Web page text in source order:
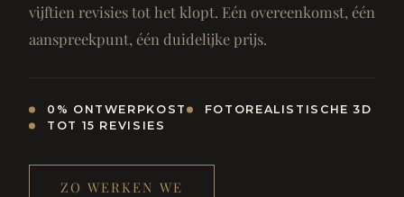
vijftien revisies tot het klopt. Eén overeenkomst, één
aanspreekpunt, één duidelijke prijs.
0% ONTWERPKOST
FOTOREALISTISCHE 3D
TOT 15 REVISIES
ZO WERKEN WE